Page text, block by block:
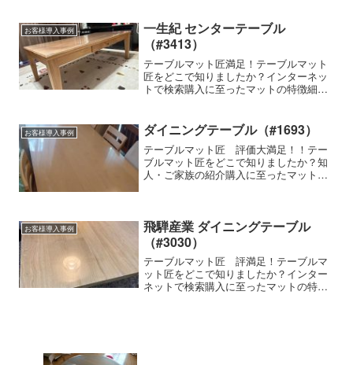
お客様導入事例
一生紀 センターテーブル
（#3413）
テーブルマット匠満足！テーブルマット
匠をどこで知りましたか？インターネッ
トで検索購入に至ったマットの特徴細か
類・メーカー・商品名など一生紀 センタ
ーテーブル FOR...
お客様導入事例 ダイニングテーブル（#1693）
テーブルマット匠 評価大満足！！テー
ブルマット匠をどこで知りましたか？知
人・ご家族の紹介購入に至ったマットの
用テーブルマット匠の使用...
お客様導入事例
飛騨産業 ダイニングテーブル
（#3030）
テーブルマット匠 評満足！テーブルマ
ット匠をどこで知りましたか？インター
ネットで検索購入に至ったマットの特徴